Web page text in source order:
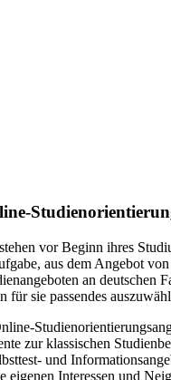
vor Beginn ihres
aus dem Angebot
an deutschen
für sie passendes
zur klassischen
und
eigenen Interessen und